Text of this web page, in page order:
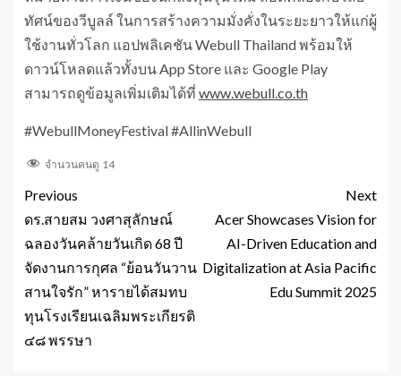
ทัศน์ของวีบูลล์ ในการสร้างความมั่งคั่งในระยะยาวให้แก่ผู้
ใช้งานทั่วโลก แอปพลิเคชัน Webull Thailand พร้อมให้
ดาวน์โหลดแล้วทั้งบน App Store และ Google Play
สามารถดูข้อมูลเพิ่มเติมได้ที่ www.webull.co.th
#WebullMoneyFestival #AllinWebull
จำนวนคนดู 14
Previous
ดร.สายสม วงศาสุลักษณ์
ฉลองวันคล้ายวันเกิด 68 ปี
จัดงานการกุศล “ย้อนวันวาน
สานใจรัก” หารายได้สมทบ
ทุนโรงเรียนเฉลิมพระเกียรติ
๔๘ พรรษา
Next
Acer Showcases Vision for
AI-Driven Education and
Digitalization at Asia Pacific
Edu Summit 2025